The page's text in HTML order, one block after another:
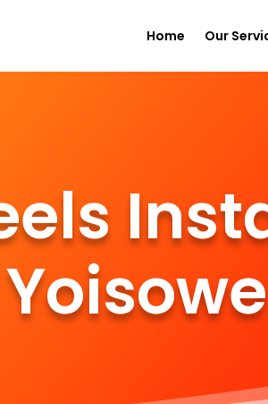
Home Our